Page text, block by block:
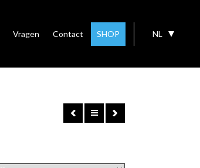
NL
Vragen Contact SHOP